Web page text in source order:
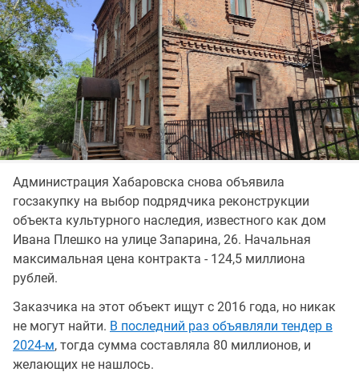
Администрация Хабаровска снова объявила
госзакупку на выбор подрядчика реконструкции
объекта культурного наследия, известного как дом
Ивана Плешко на улице Запарина, 26. Начальная
максимальная цена контракта - 124,5 миллиона
рублей.
Заказчика на этот объект ищут с 2016 года, но никак
не могут найти. В последний раз объявляли тендер в
2024-м, тогда сумма составляла 80 миллионов, и
желающих не нашлось.